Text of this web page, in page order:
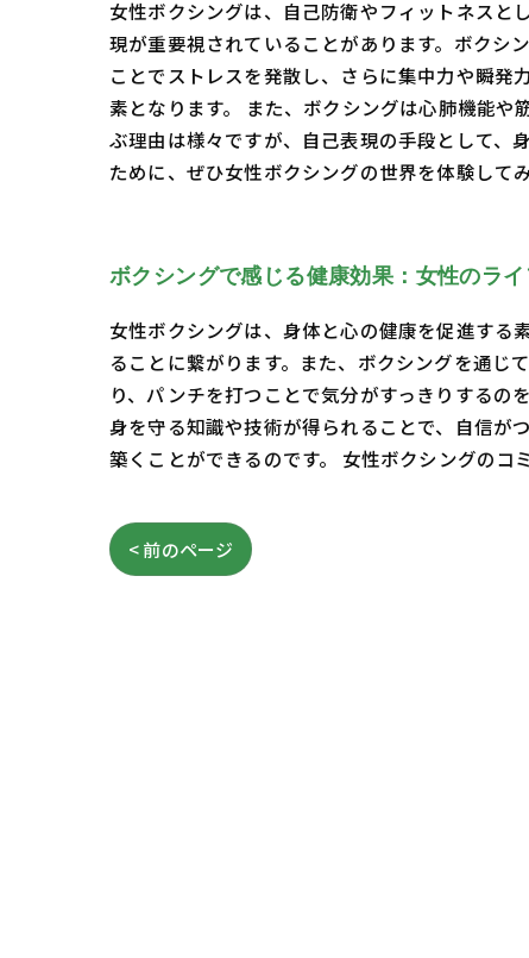
女性ボクシングは、自己防衛やフィットネスと
現が重要視されていることがあります。ボクシ
ことでストレスを発散し、さらに集中力や瞬発
素となります。 また、ボクシングは心肺機能
ぶ理由は様々ですが、自己表現の手段として、
ために、ぜひ女性ボクシングの世界を体験して
ボクシングで感じる健康効果：女性のラ
女性ボクシングは、身体と心の健康を促進する
ることに繋がります。また、ボクシングを通じ
り、パンチを打つことで気分がすっきりするの
身を守る知識や技術が得られることで、自信が
築くことができるのです。 女性ボクシングのコ
< 前のページ